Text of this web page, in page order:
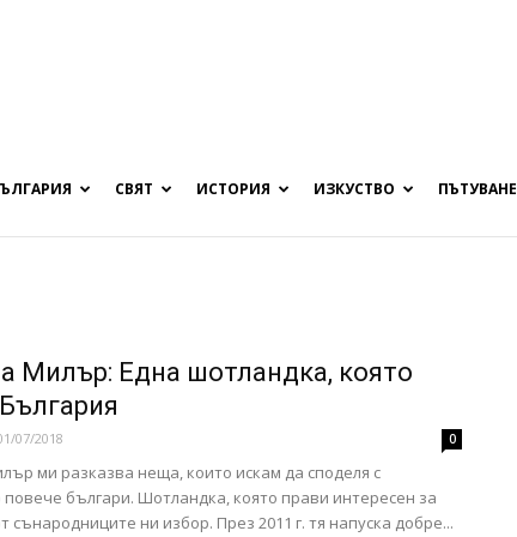
СВЯТ ИСТОРИЯ ИЗКУСТВО ПЪТУВАНЕ
Милър: Една шотландка, която
07/2018 0
ми разказва неща, които искам да споделя с
българи. Шотландка, която прави интересен за
сънародниците ни избор. През 2011 г. тя напуска добре...